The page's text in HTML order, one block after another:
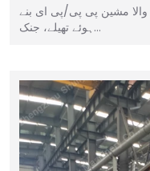
والا مشین پی پی/پی ای بنے
ہوئے تھیلے، جنک…